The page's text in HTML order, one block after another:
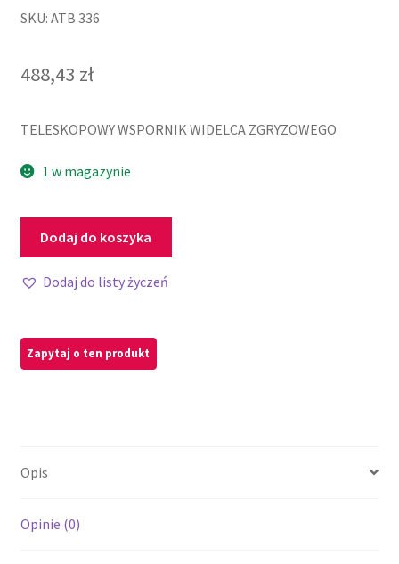
SKU: ATB 336
488,43 zł
TELESKOPOWY WSPORNIK WIDELCA ZGRYZOWEGO
1 w magazynie
Dodaj do koszyka
Dodaj do listy życzeń
Opis
Opinie (0)